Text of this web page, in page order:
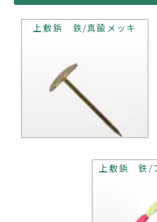
上敷鋲 鉄/真鍮メッキ
上敷鋲 鉄/